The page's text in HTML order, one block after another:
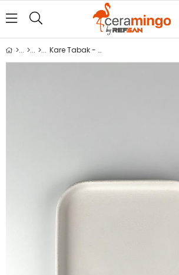
Kare Tabak - Seramik Bisküvi